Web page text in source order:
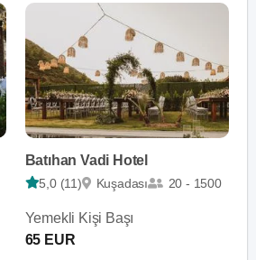
Batıhan Vadi Hotel
5,0 (11) Kuşadası 20 - 1500
Yemekli Kişi Başı
65 EUR